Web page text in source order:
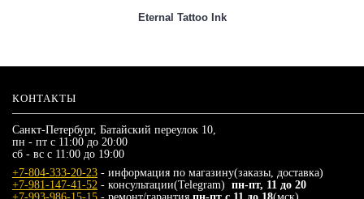
Eternal Tattoo Ink
КОНТАКТЫ
Санкт-Петербург, Батайский переулок 10,
пн - пт с 11:00 до 20:00
сб - вс с 11:00 до 19:00
+7-804-333-20-23 - информация по магазину(заказы, доставка)
+7-981-147-41-52 - консультации(Telegram) пн-пт, 11 до 20